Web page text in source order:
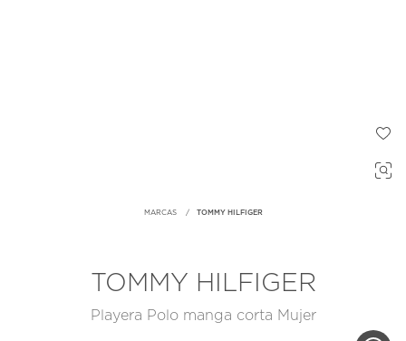
MARCAS TOMMY HILFIGER
TOMMY HILFIGER
Playera Polo manga corta Mujer